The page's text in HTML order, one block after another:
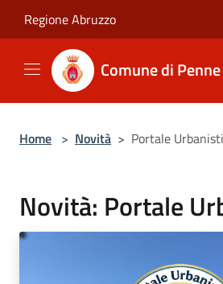
Regione Abruzzo
Comune di Penne
Home > Novità > Portale
Novità: Portale